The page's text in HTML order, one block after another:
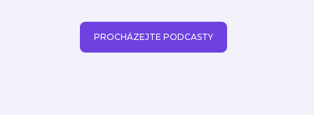
PROCHÁZEJTE PODCASTY